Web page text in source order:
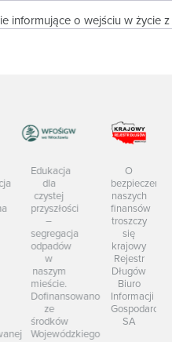
informujące o wejściu w
Edukacja
dla
czystej
przyszłości
segregacja
odpadów
naszym
mieście.
Dofinansowano
środków
Wojewódzkiego
bezpieczeństwo
naszych
finansów
troszczy
krajowy
Rejestr
Długów
Biuro
Informacji
Gospodarczej
SA